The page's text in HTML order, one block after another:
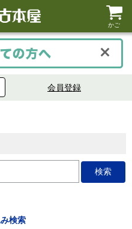
かご
会員登録
検索